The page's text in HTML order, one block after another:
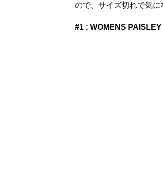
ので、サイズ切れで気
#1 : WOMENS